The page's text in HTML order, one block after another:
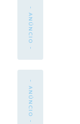
- ANÚNCIO -
- ANÚNCIO -